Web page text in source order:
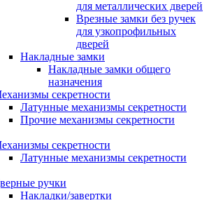
для металлических дверей
Врезные замки без ручек
для узкопрофильных
дверей
Накладные замки
Накладные замки общего
назначения
секретности
Латунные механизмы секретности
Прочие механизмы секретности
секретности
Латунные механизмы секретности
ручки
Накладки/завертки